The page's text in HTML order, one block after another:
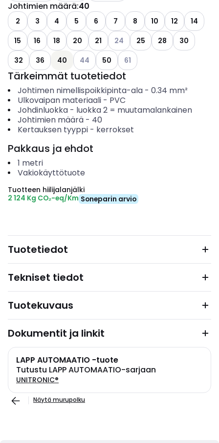
Johtimien määrä:40
2 3 4 5 6 7 8 10 12
14
15
16 18 20 21 Katso käytettävissä olevat
24 25 28
30
32
36 40 Katso käytettävissä olevat vaihtoehdot
44 50 Katso käytettävissä olevat
61
Tärkeimmät tuotetiedot
Johtimen nimellispoikkipinta-ala- 0.34 mm²
Ulkovaipan materiaali- PVC
Johdinluokka- luokka 2 = muutamalankainen
Johtimien määrä- 40
Kertauksen tyyppi- kerrokset
Pakkaus ja ehdot
1 metri
Vakiokäyttötuote
Tuotteen hiilijalanjälki
2 124 Kg CO₂-eq/Km Soneparin arvio
Tuotetiedot
Tekniset tiedot
Tuotekuvaus
Dokumentit ja linkit
LAPP AUTOMAATIO -tuote
Tutustu LAPP AUTOMAATIO-sarjaan
UNITRONIC®
Näytä murupolku